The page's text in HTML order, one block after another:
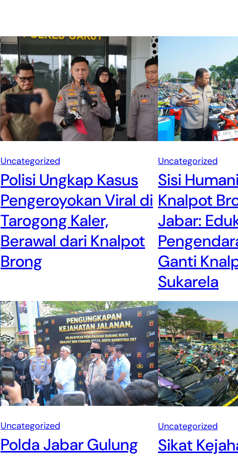
Uncategorized
Polisi Ungkap Kasus
Pengeroyokan Viral di
Tarogong Kaler,
Berawal dari Knalpot
Brong
Uncategorized
Sisi
Knalpot
Jabar:
Ganti
Sukarela
Uncategorized
Polda Jabar Gulung
Uncategorized
Sikat